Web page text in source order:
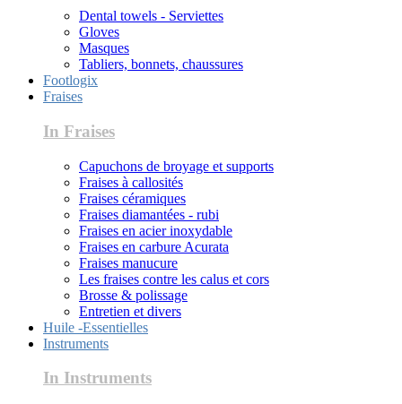
Dental towels - Serviettes
Gloves
Masques
Tabliers, bonnets, chaussures
Footlogix
Fraises
In Fraises
Capuchons de broyage et supports
Fraises à callosités
Fraises céramiques
Fraises diamantées - rubi
Fraises en acier inoxydable
Fraises en carbure Acurata
Fraises manucure
Les fraises contre les calus et cors
Brosse & polissage
Entretien et divers
Huile -Essentielles
Instruments
In Instruments